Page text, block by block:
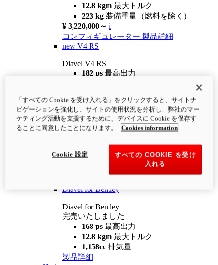
12.8 kgm 最大トルク
223 kg 装備重量（燃料を除く）
¥ 3,220,000～ i
コンフィギュレーター 製品詳細
new V4 RS
Diavel V4 RS
182 ps 最高出力
¥4,400,000 i
コンフィギュレーター 製品詳細
newV4 RS 100
12.2 kgm
最大トルク
装備重量（燃料を除く）
Diavel for Bentley
Diavel for Bentley
完売いたしました
168 ps 最高出力
12.8 kgm 最大トルク
1,158cc 排気量
製品詳細
「すべての Cookie を受け入れる」をクリックすると、サイトナ
ビゲーションを強化し、サイトの使用状況を分析し、弊社のマー
ケティング活動を支援するために、デバイスに Cookie を保存す
ることに同意したことになります。
Cookies information
すべての COOKIE を受け
入れる
Cookie 設定